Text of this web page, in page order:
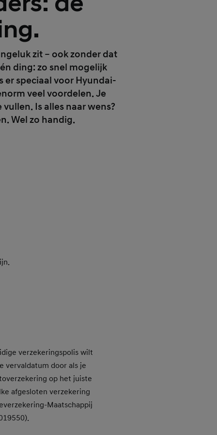
zit – ook zonder dat
ding: zo snel mogelijk
er speciaal voor Hyundai-
veel voordelen. Je
Is alles naar wens?
Wel zo handig.
verzekeringspolis wilt
vervaldatum door als je
op het juiste
afgesloten verzekering
Maatschappij